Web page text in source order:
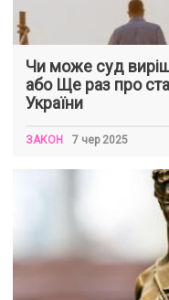
Чи може суд
або Ще раз про
України
ЗАКОН 7 чер 2025